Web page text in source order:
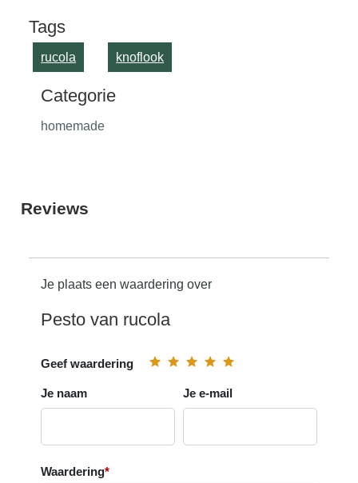
Tags
rucola knoflook
Categorie
homemade
Reviews
Je plaats een waardering over
Pesto van rucola
Geef waardering
Je naam Je e-mail
Waardering*